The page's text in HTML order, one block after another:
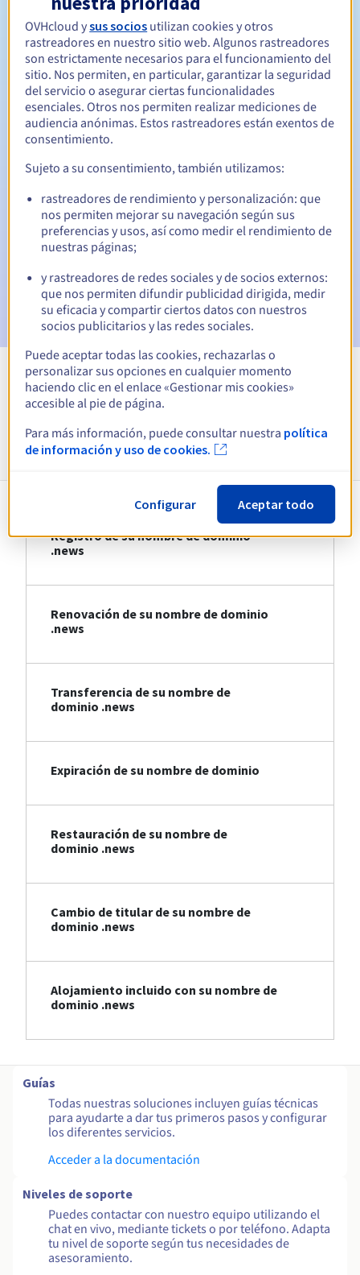
Período de renovación Entre 1 y 10 años
Período de redención
Notificaciones automáticas:
vencimiento
Email el día del vencimientopara notificar la suspensión
del nombre de dominio
Email tras el periodo de gracia de redenciónpara
notificar la eliminación del nombre de dominio
Ver todas las extensiones
Información sobre .news
Registro de su nombre de dominio
.news
Renovación de su nombre de dominio
.news
Transferencia de su nombre de
dominio .news
Expiración de su nombre de dominio
Restauración de su nombre de
dominio .news
Cambio de titular de su nombre de
dominio .news
Alojamiento incluido con su nombre de
dominio .news
Guías
Todas nuestras soluciones incluyen guías técnicas
para ayudarte a dar tus primeros pasos y configurar
los diferentes servicios.
Acceder a la documentación
Niveles de soporte
Puedes contactar con nuestro equipo utilizando el
chat en vivo, mediante tickets o por teléfono. Adapta
tu nivel de soporte según tus necesidades de
asesoramiento.
OVHcloud ysus socios utilizan cookies y otros
rastreadores en nuestro sitio web. Algunos rastreadores
son estrictamente necesarios para el funcionamiento del
sitio. Nos permiten, en particular, garantizar la seguridad
del servicio o asegurar ciertas funcionalidades
esenciales. Otros nos permiten realizar mediciones de
audiencia anónimas. Estos rastreadores están exentos de
consentimiento.
Sujeto a su consentimiento, también utilizamos:
rastreadores de rendimiento y personalización: que
nos permiten mejorar su navegación según sus
preferencias y usos, así como medir el rendimiento de
nuestras páginas;
y rastreadores de redes sociales y de socios externos:
que nos permiten difundir publicidad dirigida, medir
su eficacia y compartir ciertos datos con nuestros
socios publicitarios y las redes sociales.
Puede aceptar todas las cookies, rechazarlas o
personalizar sus opciones en cualquier momento
haciendo clic en el enlace «Gestionar mis cookies»
accesible al pie de página.
Para más información, puede consultar nuestra política
de información y uso de cookies.
Configurar Aceptar todo